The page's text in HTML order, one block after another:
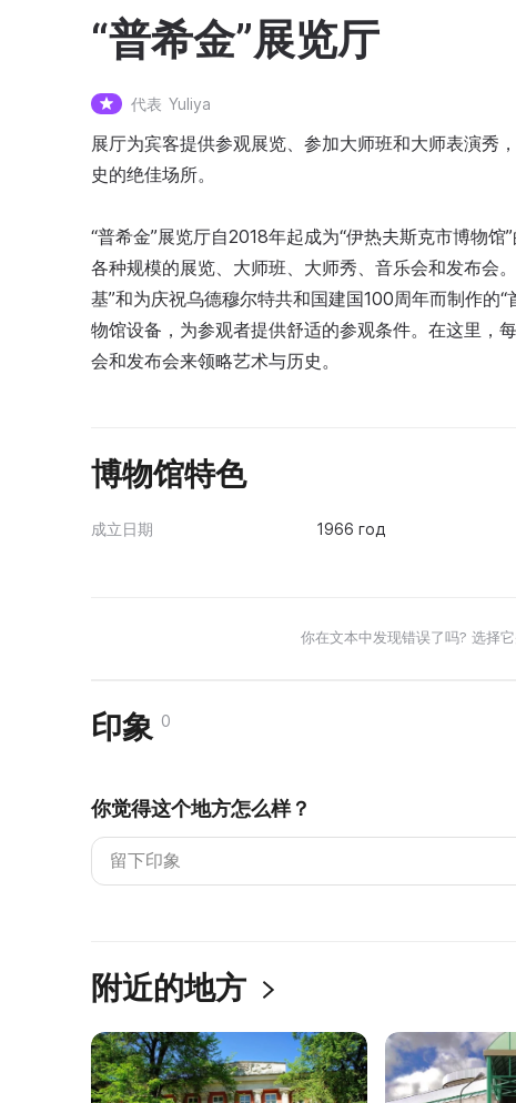
“普希金”展览厅
代表 Yuliya
展厅为宾客提供参观展览、参加大师班和大师表演秀
史的绝佳场所。
“普希金”展览厅自2018年起成为“伊热夫斯克市博物
各种规模的展览、大师班、大师秀、音乐会和发布会
基”和为庆祝乌德穆尔特共和国建国100周年而制作的
物馆设备，为参观者提供舒适的参观条件。在这里，
会和发布会来领略艺术与历史。
博物馆特色
成立日期 1966 год
你在文本中发现错误了吗? 选择
印象 0
你觉得这个地方怎么样？
附近的地方